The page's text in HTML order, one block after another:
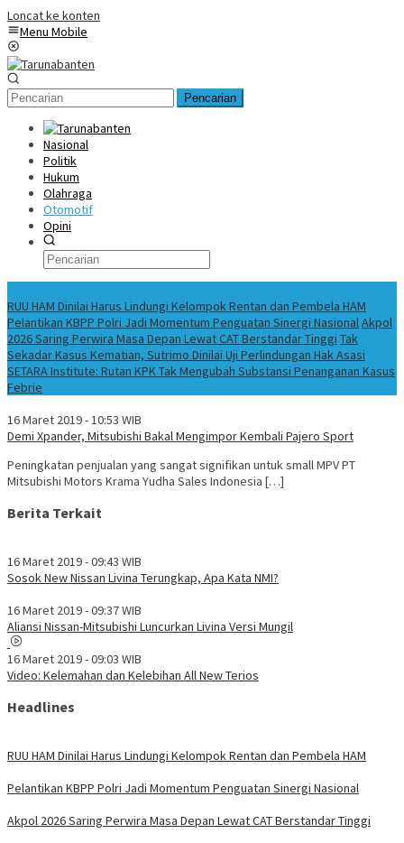
Loncat ke konten
Menu Mobile
Pencarian
Nasional
Politik
Hukum
Olahraga
Otomotif
Opini
RUU HAM Dinilai Harus Lindungi Kelompok Rentan dan Pembela HAM
Pelantikan KBPP Polri Jadi Momentum Penguatan Sinergi NasionalAkpol
2026 Saring Perwira Masa Depan Lewat CAT Berstandar Tinggi Tak
Sekadar Kasus Kematian, Sutrimo Dinilai Uji Perlindungan Hak Asasi
SETARA Institute: Rutan KPK Tak Mengubah Substansi Penanganan Kasus
Febrie
16 Maret 2019 - 10:53 WIB
Demi Xpander, Mitsubishi Bakal Mengimpor Kembali Pajero Sport
Peningkatan penjualan yang sangat signifikan untuk small MPV PT
Mitsubishi Motors Krama Yudha Sales Indonesia […]
Berita Terkait
16 Maret 2019 - 09:43 WIB
Sosok New Nissan Livina Terungkap, Apa Kata NMI?
16 Maret 2019 - 09:37 WIB
Aliansi Nissan-Mitsubishi Luncurkan Livina Versi Mungil
16 Maret 2019 - 09:03 WIB
Video: Kelemahan dan Kelebihan All New Terios
Headlines
RUU HAM Dinilai Harus Lindungi Kelompok Rentan dan Pembela HAM
Pelantikan KBPP Polri Jadi Momentum Penguatan Sinergi Nasional
Akpol 2026 Saring Perwira Masa Depan Lewat CAT Berstandar Tinggi